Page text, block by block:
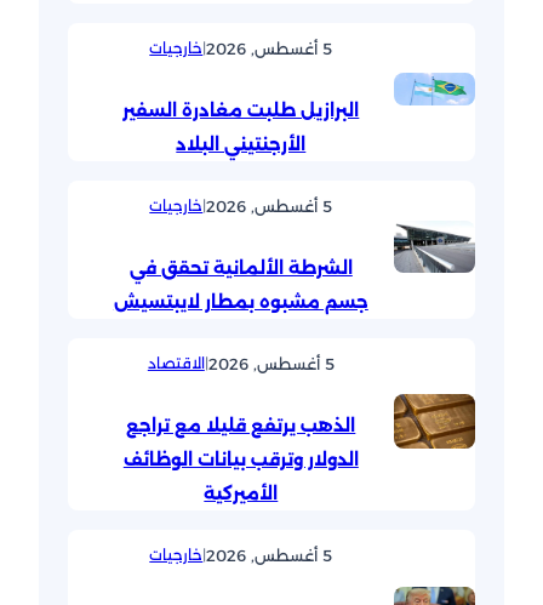
5 أغسطس, 2026 |خارجيات
البرازيل طلبت مغادرة السفير
الأرجنتيني البلاد
5 أغسطس, 2026 |خارجيات
الشرطة الألمانية تحقق في
جسم مشبوه بمطار لايبتسيش
5 أغسطس, 2026 |الاقتصاد
الذهب يرتفع قليلا مع تراجع
الدولار وترقب بيانات الوظائف
الأميركية
5 أغسطس, 2026 |خارجيات